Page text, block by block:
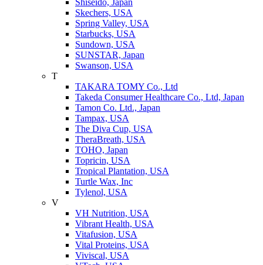
Shiseido, Japan
Skechers, USA
Spring Valley, USA
Starbucks, USA
Sundown, USA
SUNSTAR, Japan
Swanson, USA
T
TAKARA TOMY Co., Ltd
Takeda Consumer Healthcare Co., Ltd, Japan
Tamon Co. Ltd., Japan
Tampax, USA
The Diva Cup, USA
TheraBreath, USA
TOHO, Japan
Topricin, USA
Tropical Plantation, USA
Turtle Wax, Inc
Tylenol, USA
V
VH Nutrition, USA
Vibrant Health, USA
Vitafusion, USA
Vital Proteins, USA
Viviscal, USA